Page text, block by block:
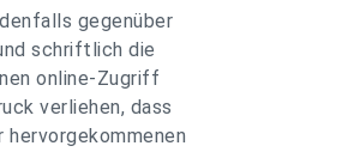
gegenüber
schriftlich die
online-Zugriff
verliehen, dass
hervorgekommenen